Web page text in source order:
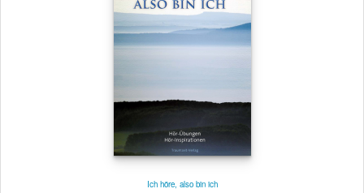
Ich höre, also bin ich